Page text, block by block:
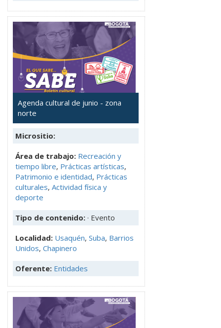
Agenda cultural de junio - zona
norte
Micrositio:
Área de trabajo: Recreación y
tiempo libre, Prácticas artísticas,
Patrimonio e identidad, Prácticas
culturales, Actividad física y
deporte
Tipo de contenido: · Evento
Localidad: Usaquén, Suba, Barrios
Unidos, Chapinero
Oferente: Entidades